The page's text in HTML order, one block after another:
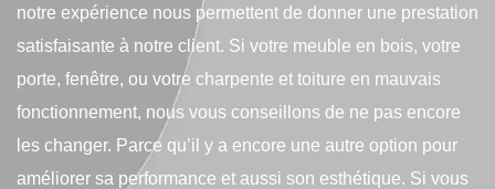
notre expérience nous permettent de donner une prestation
satisfaisante à notre client. Si votre meuble en bois, votre
porte, fenêtre, ou votre charpente et toiture en mauvais
fonctionnement, nous vous conseillons de ne pas encore
les changer. Parce qu’il y a encore une autre option pour
améliorer sa performance et aussi son esthétique. Si vous